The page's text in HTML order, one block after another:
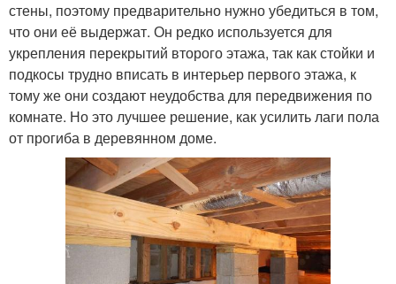
стены, поэтому предварительно нужно убедиться в том,
что они её выдержат. Он редко используется для
укрепления перекрытий второго этажа, так как стойки и
подкосы трудно вписать в интерьер первого этажа, к
тому же они создают неудобства для передвижения по
комнате. Но это лучшее решение, как усилить лаги пола
от прогиба в деревянном доме.